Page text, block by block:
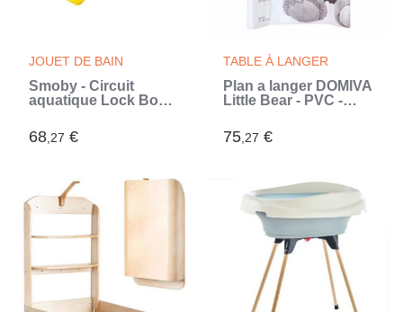
JOUET DE BAIN
Smoby - Circuit
aquatique Lock Box -
accessoires (Bleu)
68,27 €
TABLE À LANGER
Plan a langer DOMIVA
Little Bear - PVC -
Blanc/Gris - 50 x 80
cm (Blanc)
75,27 €